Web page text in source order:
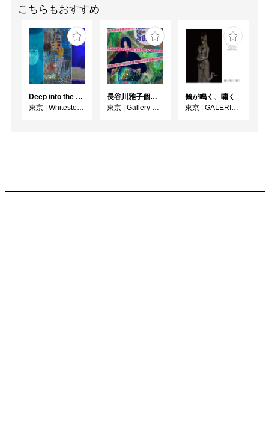
こちらもおすすめ
Deep into the Blue―蒼の深層へ：木梨アイネ、名坂千吉郎、猪熊克芳
東京
Whitestone Gallery
長谷川雅子個展「終わりなき森の美術館」
東京
Gallery MUMON
鵺が鳴く、嘯く
東京
GALERIE SOL